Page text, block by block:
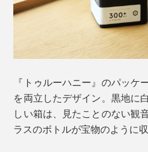
に
［マヌカハニーMGO1000+
希少な最高級グレード。体
［マヌカハニーMGO1250+
超高活性・究極に贅沢な
アム
気口の掃除」に例える研究者
律上、医薬的な表記は認めら
効果が数多く実証されていま
蜂家1人に対するミツバチの
厚く世話をする体制を整えて
『トゥルーハニー』のパッケ
を両立したデザイン。黒地に
しい箱は、見たことのない観
ラスのボトルが宝物のように